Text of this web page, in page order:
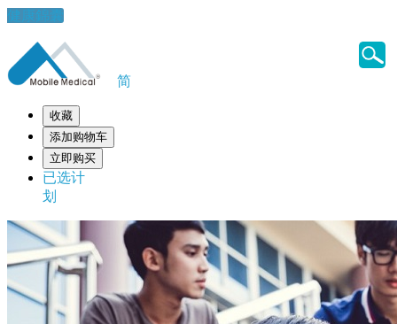
健康錦囊
简
收藏
添加购物车
立即购买
已选计
划